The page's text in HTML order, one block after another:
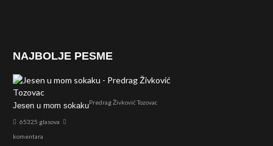
NAJBOLJE PESME
Jesen u mom sokakuPredrag Živković Tozovac
65325 glasova
komentara